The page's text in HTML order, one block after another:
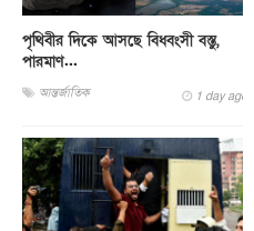
পৃথিবীর দিকে আসছে বিধ্বংসী বস্তু,
পারমাণ...
আন্তর্জাতিক 1 day ago